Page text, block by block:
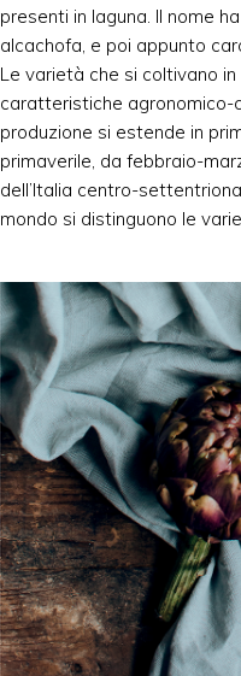
presenti in laguna. Il nome
alcachofa, e poi appunto
Le varietà che si coltivano
caratteristiche agronomico-
produzione si estende in
primaverile, da febbraio-
dell’Italia centro-
mondo si distinguono le